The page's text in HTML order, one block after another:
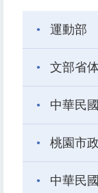
運動部
文部省
中華民
桃園市
中華民